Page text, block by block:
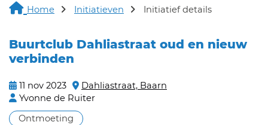
Home Initiatieven Initiatief details
Buurtclub Dahliastraat oud en nieuw
verbinden
11 nov 2023
Dahliastraat, Baarn
Yvonne de Ruiter
Ontmoeting